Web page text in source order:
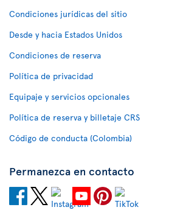
Condiciones jurídicas del sitio
Desde y hacia Estados Unidos
Condiciones de reserva
Política de privacidad
Equipaje y servicios opcionales
Política de reserva y billetaje CRS
Código de conducta (Colombia)
Permanezca en contacto